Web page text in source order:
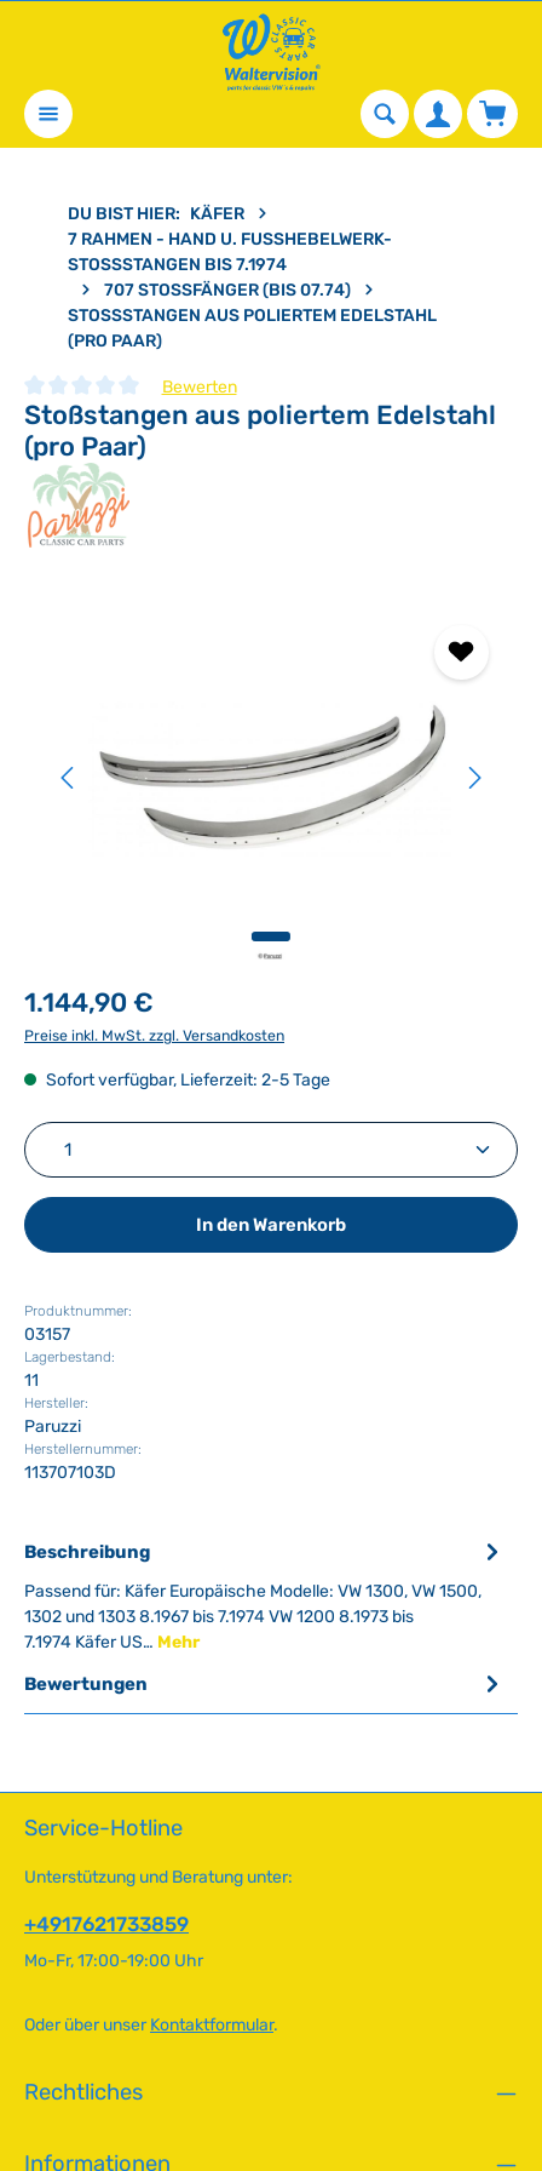
DU BIST HIER: KÄFER
7 RAHMEN - HAND U. FUSSHEBELWERK-S
TOSSSTANGEN BIS 7.1974
707 STOSSFÄNGER (BIS 07.74)
STOSSSTANGEN AUS POLIERTEM EDELSTAHL (
PRO PAAR)
Durchschnittliche Bewertung von 0 von 5 Sternen
Bewerten
Stoßstangen aus poliertem Edelstahl
(pro Paar)
1.144,90 €
Preise inkl. MwSt. zzgl. Versandkosten
Sofort verfügbar, Lieferzeit: 2-5 Tage
Produkt Anzahl: Gib den gewünschten Wert ein
In den Warenkorb
Produktnummer:
03157
Lagerbestand:
11
Hersteller:
Paruzzi
Herstellernummer:
113707103D
Beschreibung
Passend für: Käfer Europäische Modelle: VW 1300, VW 1500,
1302 und 1303 8.1967 bis 7.1974 VW 1200 8.1973 bis
7.1974 Käfer US… Mehr
Bewertungen
Service-Hotline
Unterstützung und Beratung unter:
+4917621733859
Mo-Fr, 17:00-19:00 Uhr
Oder über unserKontaktformular.
Rechtliches
Informationen